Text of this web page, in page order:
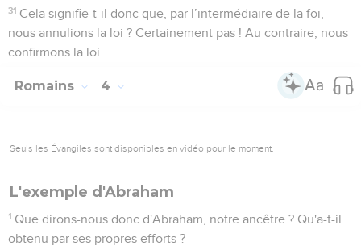
31 Cela signifie-t-il donc que, par l’intermédiaire de la foi,
nous annulions la loi ? Certainement pas ! Au contraire, nous
confirmons la loi.
Romains 4
Seuls les Évangiles sont disponibles en vidéo pour le moment.
L'exemple d'Abraham
1 Que dirons-nous donc d'Abraham, notre ancêtre ? Qu'a-t-il
obtenu par ses propres efforts ?